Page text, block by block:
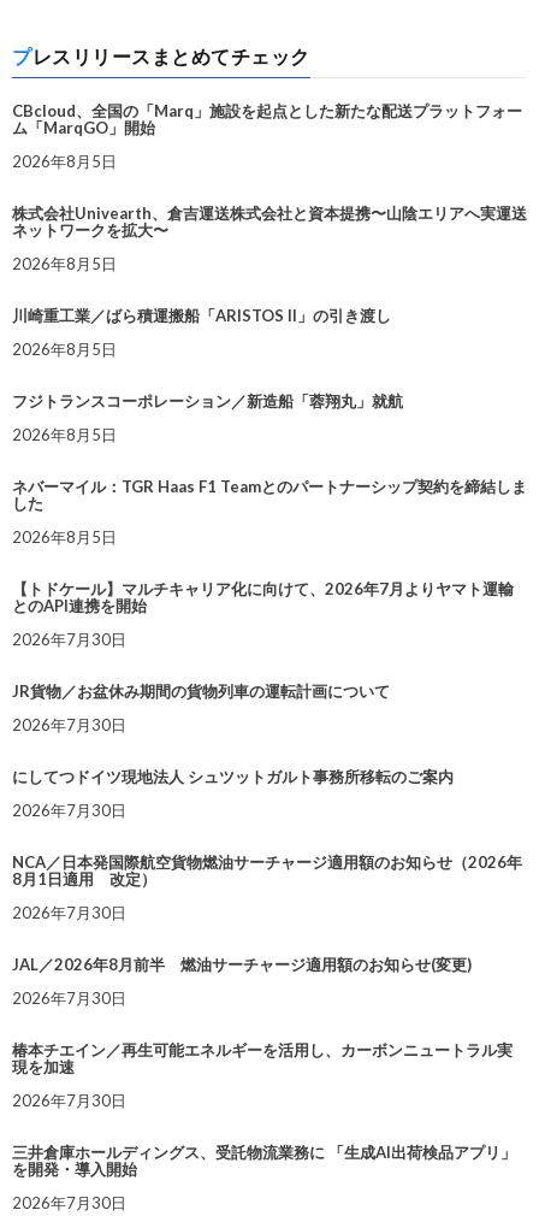
プレスリリースまとめてチェック
CBcloud、全国の「Marq」施設を起点とした新たな配送プラットフォー
ム「MarqGO」開始
2026年8月5日
株式会社Univearth、倉吉運送株式会社と資本提携〜山陰エリアへ実運送
ネットワークを拡大〜
2026年8月5日
川崎重工業／ばら積運搬船「ARISTOS II」の引き渡し
2026年8月5日
フジトランスコーポレーション／新造船「蓉翔丸」就航
2026年8月5日
ネバーマイル：TGR Haas F1 Teamとのパートナーシップ契約を締結しま
した
2026年8月5日
【トドケール】マルチキャリア化に向けて、2026年7月よりヤマト運輸
とのAPI連携を開始
2026年7月30日
JR貨物／お盆休み期間の貨物列車の運転計画について
2026年7月30日
にしてつドイツ現地法人 シュツットガルト事務所移転のご案内
2026年7月30日
NCA／日本発国際航空貨物燃油サーチャージ適用額のお知らせ（2026年
8月1日適用 改定）
2026年7月30日
JAL／2026年8月前半 燃油サーチャージ適用額のお知らせ(変更)
2026年7月30日
椿本チエイン／再生可能エネルギーを活用し、カーボンニュートラル実
現を加速
2026年7月30日
三井倉庫ホールディングス、受託物流業務に 「生成AI出荷検品アプリ」
を開発・導入開始
2026年7月30日